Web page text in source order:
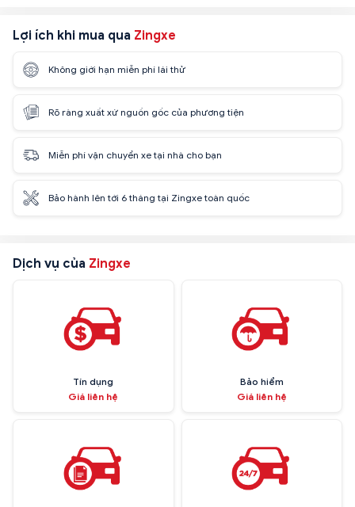
Lợi ích khi mua qua Zingxe
Không giới hạn miễn phí lái thử
Rõ ràng xuất xứ nguồn gốc của phương tiện
Miễn phí vận chuyển xe tại nhà cho bạn
Bảo hành lên tới 6 tháng tại Zingxe toàn quốc
Dịch vụ của Zingxe
Tín dụng
Giá liên hệ
Bảo hiểm
Giá liên hệ